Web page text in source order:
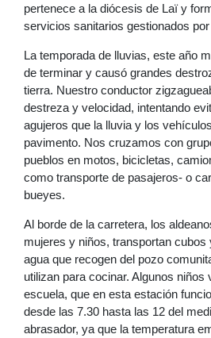
pertenece a la diócesis de Laï y
servicios sanitarios gestionados
La temporada de lluvias, este año
de terminar y causó grandes
tierra. Nuestro conductor
destreza y velocidad, intentando
agujeros que la lluvia y los
pavimento. Nos cruzamos con
pueblos en motos, bicicletas,
como transporte de pasajeros- o
bueyes.
Al borde de la carretera, los
mujeres y niños, transportan cubos
agua que recogen del pozo
utilizan para cocinar. Algunos niños
escuela, que en esta estación
desde las 7.30 hasta las 12 del
abrasador, ya que la temperatura